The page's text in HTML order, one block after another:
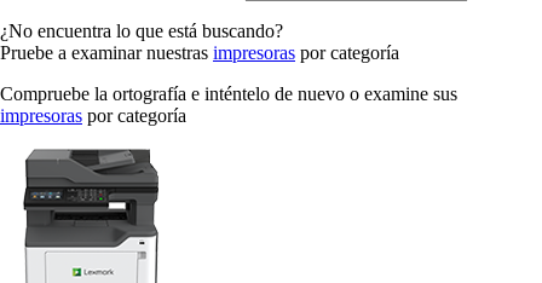
¿No encuentra lo que está buscando?
Pruebe a examinar nuestras impresoras por categoría
Compruebe la ortografía e inténtelo de nuevo o examine sus
impresoras por categoría